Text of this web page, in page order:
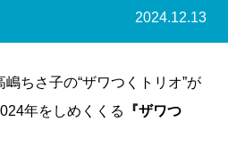
2024.12.13
ちさ子の“ザワつくトリオ”が
年をしめくくる
『ザワつ